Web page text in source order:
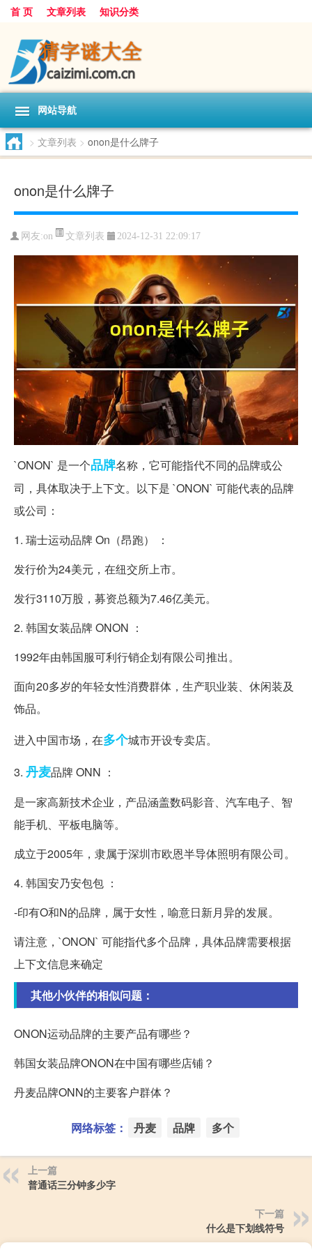
首 页 文章列表 知识分类
网站导航
> 文章列表 > onon是什么牌子
onon是什么牌子
网友:on 文章列表 2024-12-31 22:09:17
`ONON` 是一个品牌名称，它可能指代不同的品牌或公
司，具体取决于上下文。以下是 `ONON` 可能代表的品牌
或公司：
1. 瑞士运动品牌 On（昂跑） ：
发行价为24美元，在纽交所上市。
发行3110万股，募资总额为7.46亿美元。
2. 韩国女装品牌 ONON ：
1992年由韩国服可利行销企划有限公司推出。
面向20多岁的年轻女性消费群体，生产职业装、休闲装及
饰品。
进入中国市场，在多个城市开设专卖店。
3. 丹麦品牌 ONN ：
是一家高新技术企业，产品涵盖数码影音、汽车电子、智
能手机、平板电脑等。
成立于2005年，隶属于深圳市欧恩半导体照明有限公司。
4. 韩国安乃安包包 ：
-印有O和N的品牌，属于女性，喻意日新月异的发展。
请注意，`ONON` 可能指代多个品牌，具体品牌需要根据
上下文信息来确定
其他小伙伴的相似问题：
ONON运动品牌的主要产品有哪些？
韩国女装品牌ONON在中国有哪些店铺？
丹麦品牌ONN的主要客户群体？
网络标签： 丹麦 品牌 多个
上一篇
普通话三分钟多少字
下一篇
什么是下划线符号